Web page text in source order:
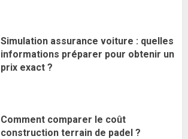
Simulation assurance voiture : quelles
informations préparer pour obtenir un
prix exact ?
Comment comparer le coût
construction terrain de padel ?